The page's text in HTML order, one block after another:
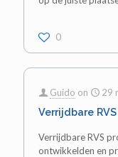
0
Guido on
29
Verrijdbare
Verrijdbare RVS
ontwikkelden en